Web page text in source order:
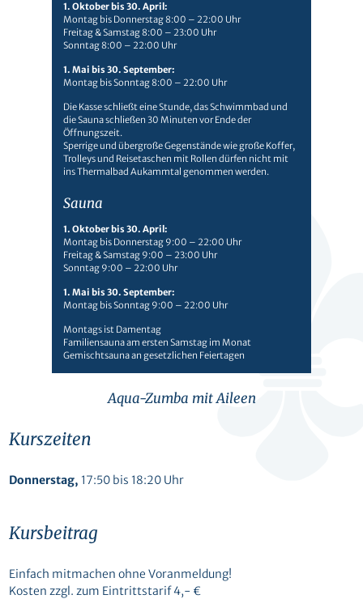
1. Oktober bis 30. April:
Montag bis Donnerstag 8:00 – 22:00 Uhr
Freitag & Samstag 8:00 – 23:00 Uhr
Sonntag 8:00 – 22:00 Uhr
1. Mai bis 30. September:
Montag bis Sonntag 8:00 – 22:00 Uhr
Die Kasse schließt eine Stunde, das Schwimmbad und
die Sauna schließen 30 Minuten vor Ende der
Öffnungszeit.
Sperrige und übergroße Gegenstände wie große Koffer,
Trolleys und Reisetaschen mit Rollen dürfen nicht mit
ins Thermalbad Aukammtal genommen werden.
Sauna
1. Oktober bis 30. April:
Montag bis Donnerstag 9:00 – 22:00 Uhr
Freitag & Samstag 9:00 – 23:00 Uhr
Sonntag 9:00 – 22:00 Uhr
1. Mai bis 30. September:
Montag bis Sonntag 9:00 – 22:00 Uhr
Montags ist Damentag
Familiensauna am ersten Samstag im Monat
Gemischtsauna an gesetzlichen Feiertagen
Aqua-Zumba mit Aileen
Kurszeiten
Donnerstag, 17:50 bis 18:20 Uhr
Kursbeitrag
Einfach mitmachen ohne Voranmeldung!
Kosten zzgl. zum Eintrittstarif 4,- €